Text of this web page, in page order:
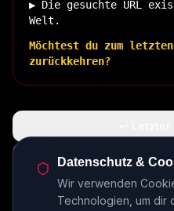
▶ Die gesuchte URL
Welt.
Möchtest du zum letzten
zurückkehren?
🏠
INSERT COIN
Datenschutz &
Wir verwenden
Technologien, um dir